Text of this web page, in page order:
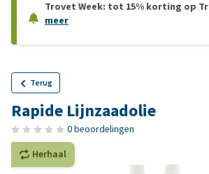
Trovet Week: tot 15% korting op
meer
Terug
Rapide Lijnzaadolie
0 beoordelingen
Herhaal